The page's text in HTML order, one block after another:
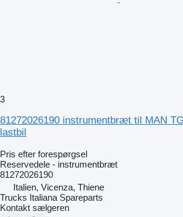
3
81272026190 instrumentbræt til MAN
lastbil
Pris efter forespørgsel
Reservedele - instrumentbræt
81272026190
Italien, Vicenza, Thiene
Trucks Italiana Spareparts
Kontakt sælgeren